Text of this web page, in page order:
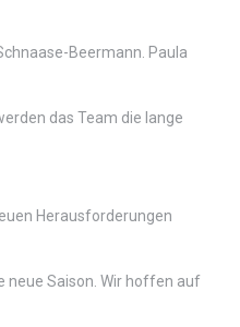
Beermann. Paula
das Team die lange
Herausforderungen
neue Saison. Wir hoffen auf